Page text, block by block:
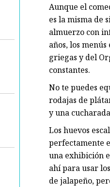
Aunque el
es la misma de
almuerzo con
años, los
griegas y del
constantes.
No te puedes
rodajas de
y una
Los huevos
perfectamente
una exhibición
ahí para usar
de jalapeño,